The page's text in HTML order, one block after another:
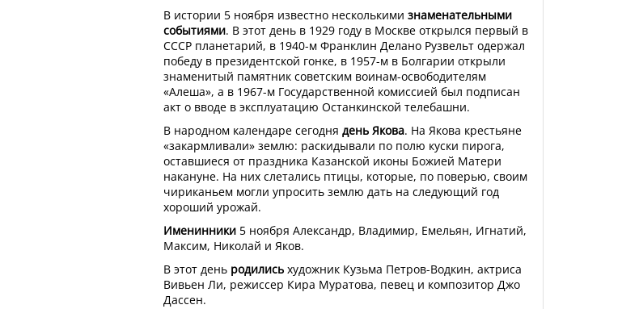
В истории 5 ноября известно несколькими знаменательными
событиями. В этот день в 1929 году в Москве открылся первый в
СССР планетарий, в 1940-м Франклин Делано Рузвельт одержал
победу в президентской гонке, в 1957-м в Болгарии открыли
знаменитый памятник советским воинам-освободителям
«Алеша», а в 1967-м Государственной комиссией был подписан
акт о вводе в эксплуатацию Останкинской телебашни.
В народном календаре сегодня день Якова. На Якова крестьяне
«закармливали» землю: раскидывали по полю куски пирога,
оставшиеся от праздника Казанской иконы Божией Матери
накануне. На них слетались птицы, которые, по поверью, своим
чириканьем могли упросить землю дать на следующий год
хороший урожай.
Именинники 5 ноября Александр, Владимир, Емельян, Игнатий,
Максим, Николай и Яков.
В этот день родились художник Кузьма Петров-Водкин, актриса
Вивьен Ли, режиссер Кира Муратова, певец и композитор Джо
Дассен.